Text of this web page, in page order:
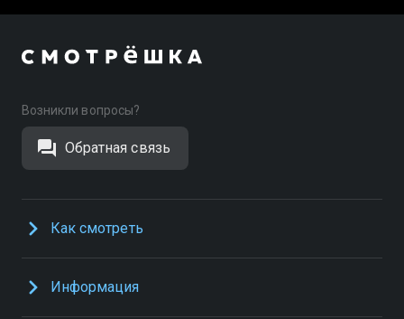
Возникли вопросы?
Обратная связь
Как смотреть
Информация